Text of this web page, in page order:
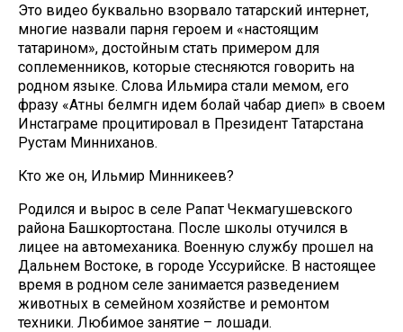
Это видео буквально взорвало татарский интернет,
многие назвали парня героем и «настоящим
татарином», достойным стать примером для
соплеменников, которые стесняются говорить на
родном языке. Слова Ильмира стали мемом, его
фразу «Атны белмәгән идем болай чабар диеп» в своем
Инстаграме процитировал в Президент Татарстана
Рустам Минниханов.
Кто же он, Ильмир Минникеев?
Родился и вырос в селе Рапат Чекмагушевского
района Башкортостана. После школы отучился в
лицее на автомеханика. Военную службу прошел на
Дальнем Востоке, в городе Уссурийске. В настоящее
время в родном селе занимается разведением
животных в семейном хозяйстве и ремонтом
техники. Любимое занятие – лошади.